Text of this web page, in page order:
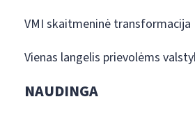
VMI skaitmeninė transformacija
Vienas langelis prievolėms
NAUDINGA